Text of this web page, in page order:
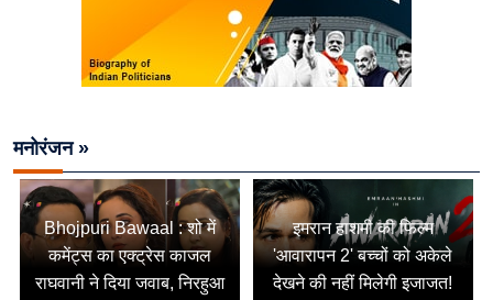
मनोरंजन »
Bhojpuri Bawaal : शो में
कमेंट्स का एक्ट्रेस काजल
राघवानी ने दिया जवाब, निरहुआ
इमरान हाशमी की फिल्म
'आवारापन 2' बच्चों को अकेले
देखने की नहीं मिलेगी इजाजत!